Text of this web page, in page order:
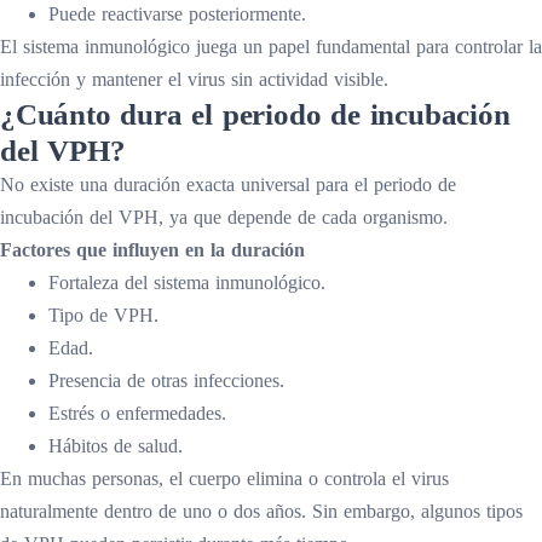
Puede reactivarse posteriormente.
El sistema inmunológico juega un papel fundamental para controlar la
infección y mantener el virus sin actividad visible.
¿Cuánto dura el periodo de incubación
del VPH?
No existe una duración exacta universal para el periodo de
incubación del VPH, ya que depende de cada organismo.
Factores que influyen en la duración
Fortaleza del sistema inmunológico.
Tipo de VPH.
Edad.
Presencia de otras infecciones.
Estrés o enfermedades.
Hábitos de salud.
En muchas personas, el cuerpo elimina o controla el virus
naturalmente dentro de uno o dos años. Sin embargo, algunos tipos